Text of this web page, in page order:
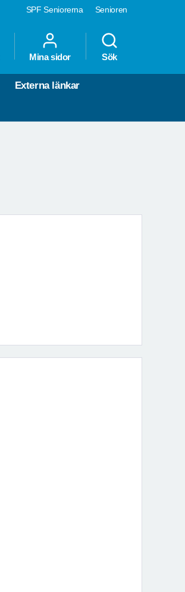
SPF Seniorerna Senioren
Mina sidor Sök
Externa länkar